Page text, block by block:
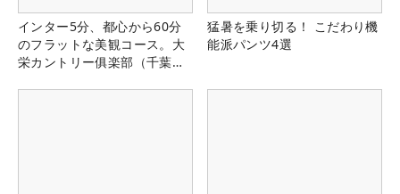
インター5分、都心から60分
のフラットな美観コース。大
栄カントリー俱楽部（千葉
猛暑を乗り切る！ こだわり機
能派パンツ4選